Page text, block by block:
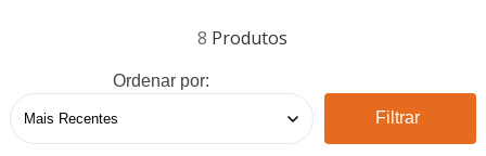
8
Ordenar por:
Filtrar